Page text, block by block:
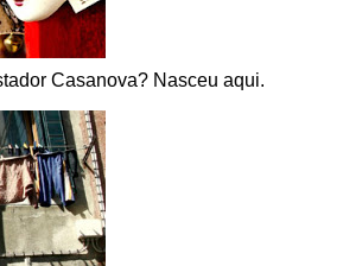
Casanova? Nasceu aqui.